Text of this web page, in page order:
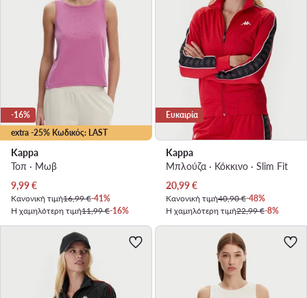
extra -25% Κωδικός: LAST
-16%
Kappa
Τοπ · Μωβ
Τρέχουσα τιμή
9,99€
Κανονική τιμή16,99 €-41%
Η χαμηλότερη τιμή11,99 €-16%
Ευκαιρία
Kappa
Μπλούζα · Κόκκινο · Slim Fit
Τρέχουσα τιμή
20,99€
Κανονική τιμή40,90 €-48%
Η χαμηλότερη τιμή22,99 €-8%